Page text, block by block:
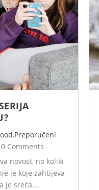
,Preporučeni
0 Comments
novost, no koliki
je koje zahtijeva
je sreća...